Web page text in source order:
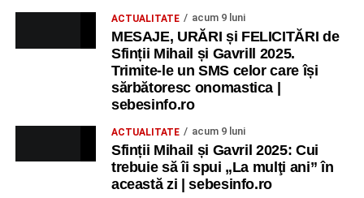
ACTUALITATE acum 9 luni
MESAJE, URĂRI și FELICITĂRI de
Sfinții Mihail și Gavrill 2025.
Trimite-le un SMS celor care își
sărbătoresc onomastica |
sebesinfo.ro
ACTUALITATE acum 9 luni
Sfinții Mihail și Gavril 2025: Cui
trebuie să îi spui „La mulţi ani” în
această zi | sebesinfo.ro